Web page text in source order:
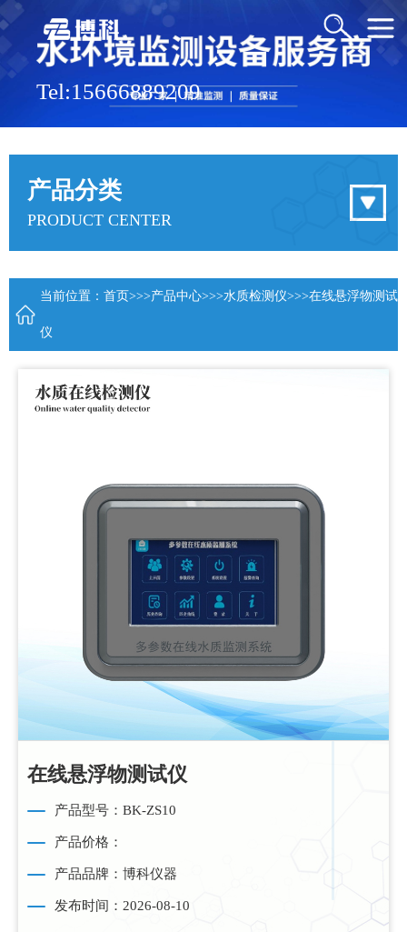
Tel:15666889209
产品分类
PRODUCT CENTER
当前位置： 首页>>>产品中心>>>水质检测仪>>>在线悬浮物测试
仪
在线悬浮物测试仪
产品型号：BK-ZS10
产品价格：
产品品牌：博科仪器
发布时间：2026-08-10